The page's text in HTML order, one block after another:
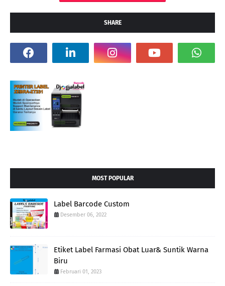
SHARE
MOST POPULAR
Label Barcode Custom
Desember 06, 2022
Etiket Label Farmasi Obat Luar& Suntik Warna
Biru
Februari 01, 2023